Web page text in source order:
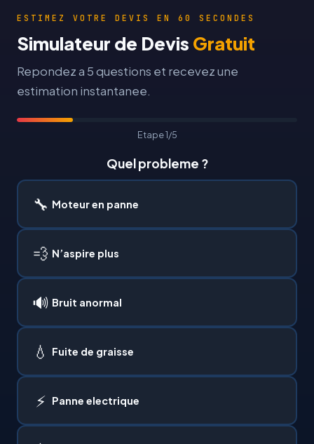
ESTIMEZ VOTRE DEVIS EN 60 SECONDES
Simulateur de Devis Gratuit
Repondez a 5 questions et recevez une
estimation instantanee.
Etape 1/5
Quel probleme ?
🔧 Moteur en panne
💨 N’aspire plus
🔊 Bruit anormal
💧 Fuite de graisse
⚡ Panne electrique